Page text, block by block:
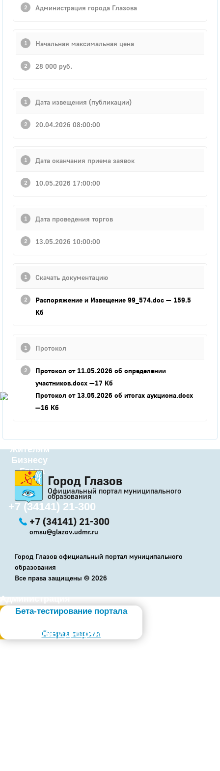
Город
Официальный портал
образования
История
Гостям
Жителям
Бизнесу
Глава
КСО
Дума
+7 (34141) 21-300
Администрация
Бета-тестирование портала
Старая версия
Слабовидящим
Администрация города Глазова
Начальная максимальная цена
28 000 руб.
Дата извещения (публикации)
20.04.2026 08:00:00
Дата оканчания приема заявок
10.05.2026 17:00:00
Дата проведения торгов
13.05.2026 10:00:00
Скачать документацию
Распоряжение и Извещение 99_574.doc — 159.5
Кб
Протокол
Протокол от 11.05.2026 об определении
участников.docx —17 Кб
Протокол от 13.05.2026 об итогах аукциона.docx
—16 Кб
Город Глазов
Официальный портал муниципального
образования
+7 (34141) 21-300
omsu@glazov.udmr.ru
Город Глазов официальный портал муниципального
образования
Все права защищены © 2026